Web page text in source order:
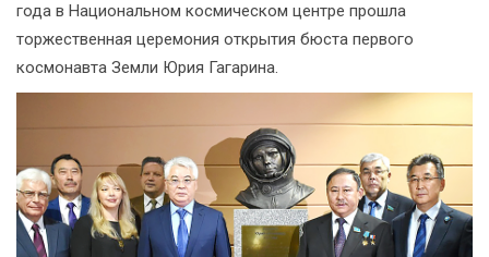
года в Национальном космическом центре прошла
торжественная церемония открытия бюста первого
космонавта Земли Юрия Гагарина.